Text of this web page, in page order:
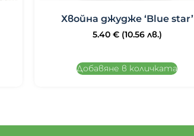
Хвойна джудже ‘Blue star’
5.40 € (10.56 лв.)
Добавяне в количката